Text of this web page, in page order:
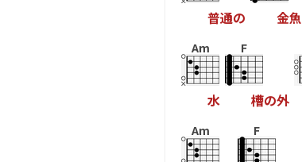
普通の 金魚
Am
水
F
槽の外
Am F